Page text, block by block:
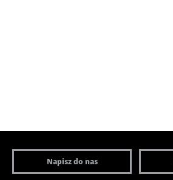
Napisz do nas